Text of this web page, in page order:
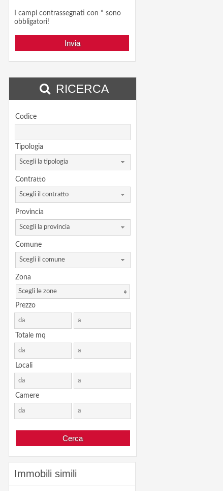
I campi contrassegnati con * sono
obbligatori!
RICERCA
Codice
Tipologia
Scegli la tipologia
Contratto
Scegli il contratto
Provincia
Scegli la provincia
Comune
Scegli il comune
Zona
Scegli le zone
Prezzo
Totale mq
Locali
Camere
Immobili simili